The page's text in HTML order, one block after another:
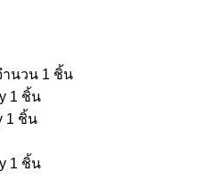
นวน 1 ชิ้น
1 ชิ้น
1 ชิ้น
1 ชิ้น